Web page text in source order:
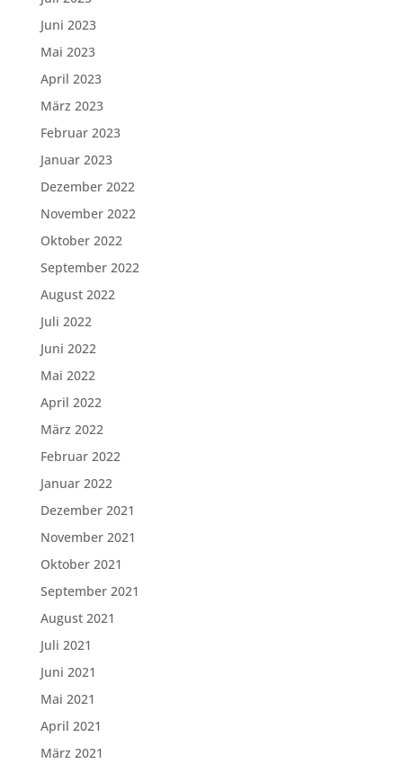
Juni 2023
Mai 2023
April 2023
März 2023
Februar 2023
Januar 2023
Dezember 2022
November 2022
Oktober 2022
September 2022
August 2022
Juli 2022
Juni 2022
Mai 2022
April 2022
März 2022
Februar 2022
Januar 2022
Dezember 2021
November 2021
Oktober 2021
September 2021
August 2021
Juli 2021
Juni 2021
Mai 2021
April 2021
März 2021